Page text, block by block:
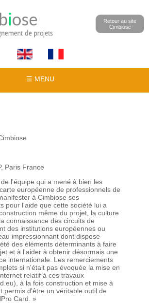
Retour au site
Cimbiose
☰ MENU
Paris France
l'équipe qui a mené à bien les
européenne de professionnels de
à Cimbiose ses
pour l'aide que cette société lui a
même du projet, la culture
connaissance des circuits de
des institutions européennes ou
impressionnant dont dispose
des éléments déterminants à faire
et à l'aider à obtenir désormais une
internationale. Les remerciements
si n'était pas évoquée la mise en
relatif à ces travaux
à la fois construction et mise à
permis d'être un véritable outil de
Card. »